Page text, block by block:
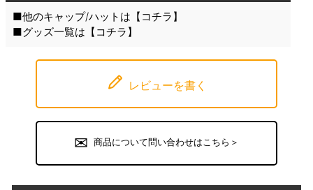
■他のキャップ/ハットは【 コチラ 】
■グッズ一覧は【 コチラ 】
レビューを書く
商品について問い合わせはこちら＞